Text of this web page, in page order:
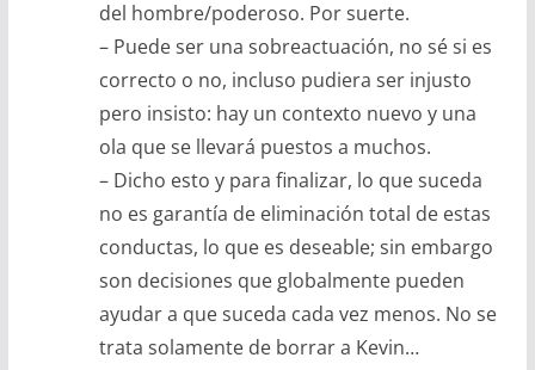
del hombre/poderoso. Por suerte.
– Puede ser una sobreactuación, no sé si es
correcto o no, incluso pudiera ser injusto
pero insisto: hay un contexto nuevo y una
ola que se llevará puestos a muchos.
– Dicho esto y para finalizar, lo que suceda
no es garantía de eliminación total de estas
conductas, lo que es deseable; sin embargo
son decisiones que globalmente pueden
ayudar a que suceda cada vez menos. No se
trata solamente de borrar a Kevin…